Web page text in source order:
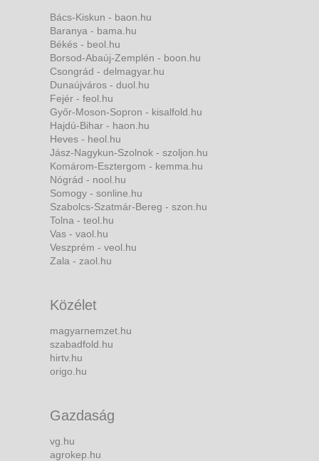
Bács-Kiskun - baon.hu
Baranya - bama.hu
Békés - beol.hu
Borsod-Abaúj-Zemplén - boon.hu
Csongrád - delmagyar.hu
Dunaújváros - duol.hu
Fejér - feol.hu
Győr-Moson-Sopron - kisalfold.hu
Hajdú-Bihar - haon.hu
Heves - heol.hu
Jász-Nagykun-Szolnok - szoljon.hu
Komárom-Esztergom - kemma.hu
Nógrád - nool.hu
Somogy - sonline.hu
Szabolcs-Szatmár-Bereg - szon.hu
Tolna - teol.hu
Vas - vaol.hu
Veszprém - veol.hu
Zala - zaol.hu
Közélet
magyarnemzet.hu
szabadfold.hu
hirtv.hu
origo.hu
Gazdaság
vg.hu
agrokep.hu